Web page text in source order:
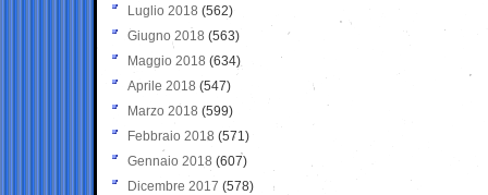
Luglio 2018 (562)
Giugno 2018 (563)
Maggio 2018 (634)
Aprile 2018 (547)
Marzo 2018 (599)
Febbraio 2018 (571)
Gennaio 2018 (607)
Dicembre 2017 (578)